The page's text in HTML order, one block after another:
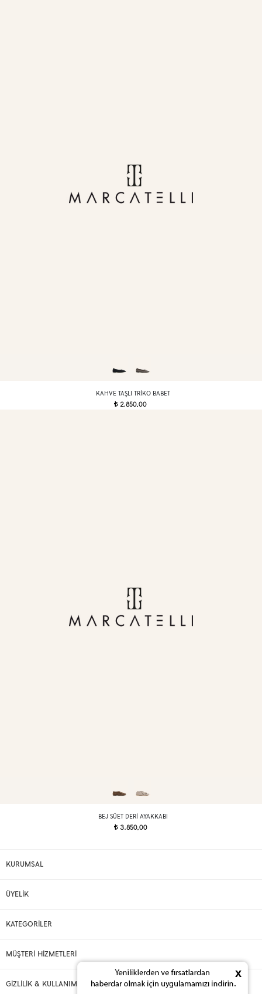
KAHVE TAŞLI TRIKO BABET
t 2.850,00
BEJ SÜET DERI AYAKKABI
t3.850,00
KURUMSAL
ÜYELİK
KATEGORİLER
MÜŞTERİ HİZMETLERİ
GİZLİLİK & KULLANIM
x